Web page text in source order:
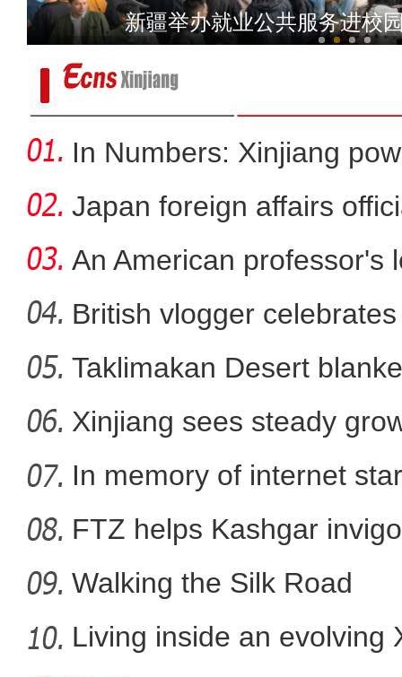
社区书记陈云萍：把新疆
用脚步丈量国土 用身躯筑牢防线 他
新疆举办就业公共服务进校
In Numbers: Xinjiang
Japan foreign affairs
An American professor's
British vlogger
Taklimakan Desert
Xinjiang sees steady
In memory of internet
FTZ helps Kashgar
comm
Walking the Silk Road
Living inside an evolving